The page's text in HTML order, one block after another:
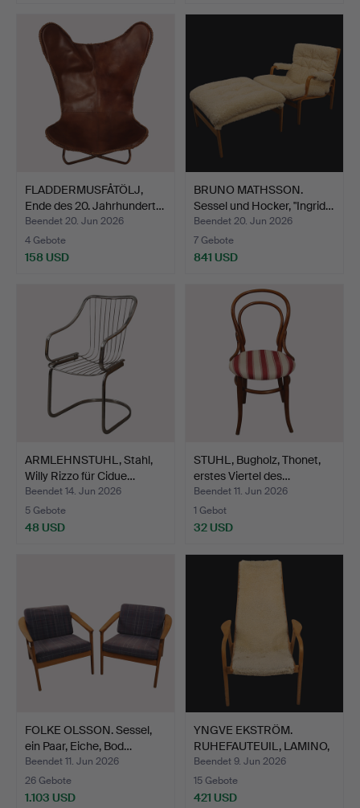
FLADDERMUSFÅTÖLJ,
Ende des 20. Jahrhundert…
Beendet 20. Jun 2026
4 Gebote
158 USD
BRUNO MATHSSON.
Sessel und Hocker, "Ingrid…
Beendet 20. Jun 2026
7 Gebote
841 USD
ARMLEHNSTUHL, Stahl,
Willy Rizzo für Cidue…
Beendet 14. Jun 2026
5 Gebote
48 USD
STUHL, Bugholz, Thonet,
erstes Viertel des…
Beendet 11. Jun 2026
1 Gebot
32 USD
FOLKE OLSSON. Sessel,
ein Paar, Eiche, Bod…
Beendet 11. Jun 2026
26 Gebote
1.103 USD
YNGVE EKSTRÖM.
RUHEFAUTEUIL, LAMINO,
EICHE…
Beendet 9. Jun 2026
15 Gebote
421 USD